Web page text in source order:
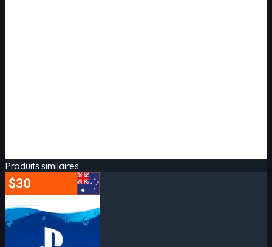
Produits similaires